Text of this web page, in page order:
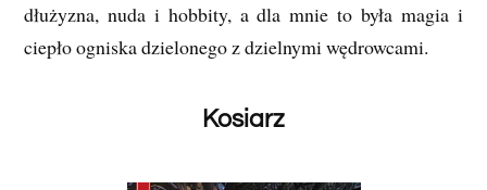
dłużyzna, nuda i hobbity, a dla mnie to była magia i
ciepło ogniska dzielonego z dzielnymi wędrowcami.
Kosiarz